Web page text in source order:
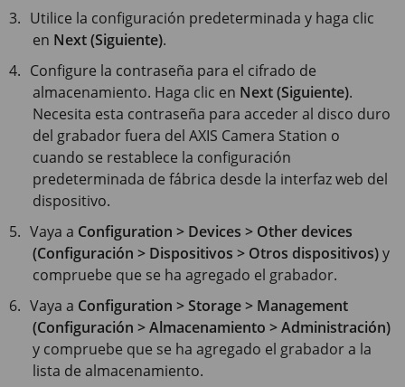
Utilice la configuración predeterminada y haga clic
en Next (Siguiente).
Configure la contraseña para el cifrado de
almacenamiento. Haga clic en Next (Siguiente).
Necesita esta contraseña para acceder al disco duro
del grabador fuera del AXIS Camera Station o
cuando se restablece la configuración
predeterminada de fábrica desde la interfaz web del
dispositivo.
Vaya a Configuration > Devices > Other devices
(Configuración > Dispositivos > Otros dispositivos)y
compruebe que se ha agregado el grabador.
Vaya a Configuration > Storage > Management
(Configuración > Almacenamiento > Administración)
y compruebe que se ha agregado el grabador a la
lista de almacenamiento.